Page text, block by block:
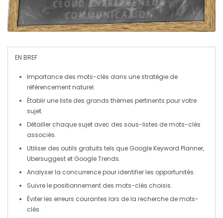
EN BREF
Importance des mots-clés dans une stratégie de
référencement naturel.
Établir une liste des grands thèmes pertinents pour votre
sujet.
Détailler chaque sujet avec des sous-listes demots-clés
associés.
Utiliser des outils gratuits tels que Google Keyword Planner,
Ubersuggest et Google Trends.
Analyser la concurrencepour identifier les opportunités.
Suivre lepositionnement des mots-clés choisis.
Éviter les erreurs courantes lors de la recherche demots-
clés.